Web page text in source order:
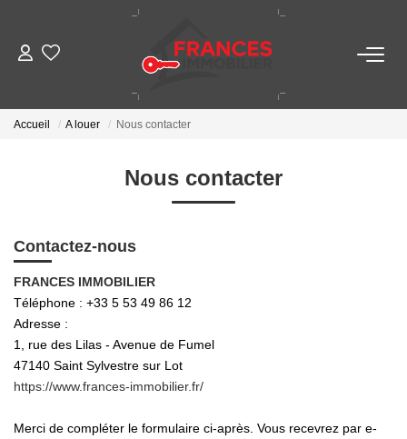
GESTION LOCATIVE
NOTRE AGENCE
CONTACT
Accueil A louer Nous contacter
Nous contacter
Contactez-nous
FRANCES IMMOBILIER
Téléphone : +33 5 53 49 86 12
Adresse :
1, rue des Lilas - Avenue de Fumel
47140 Saint Sylvestre sur Lot
https://www.frances-immobilier.fr/
Merci de compléter le formulaire ci-après. Vous recevrez par e-